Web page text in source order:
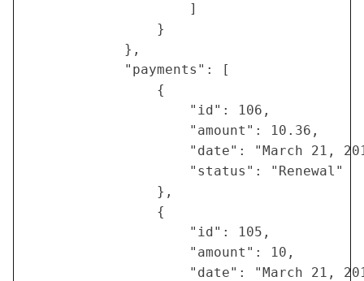
                    ]
                }
            },
            "payments": [
                {
                    "id": 106,
                    "amount": 10.36,
"date": "March 21,
                    "status": "Renewal"
                },
                {
                    "id": 105,
                    "amount": 10,
"date": "March 21,